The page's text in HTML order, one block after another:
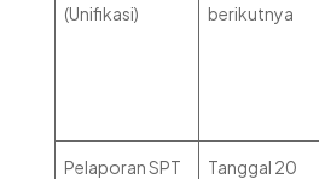
(Unifikasi)
berikutnya
Pelaporan SPT
Tanggal 20